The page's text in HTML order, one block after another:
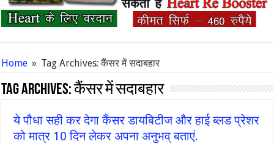
Home » Tag Archives: कैंसर में सदाबहार
Tag Archives:कैंसर में सदाबहार
ये पौधा सही कर देगा कैंसर डायबिटीज और हाई ब्लड प्रेशर
को मात्र 10 दिन लेकर अपना अनुभव् बताएं.